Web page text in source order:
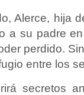
Alerce, hija
a su padre
perdido.
entre los
secretos